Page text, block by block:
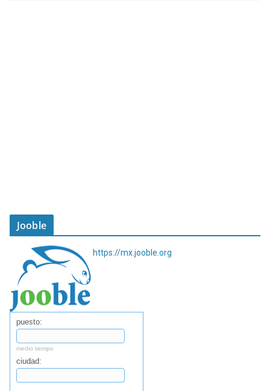
Jooble
https://mx.jooble.org
puesto:
medio tiempo
ciudad: